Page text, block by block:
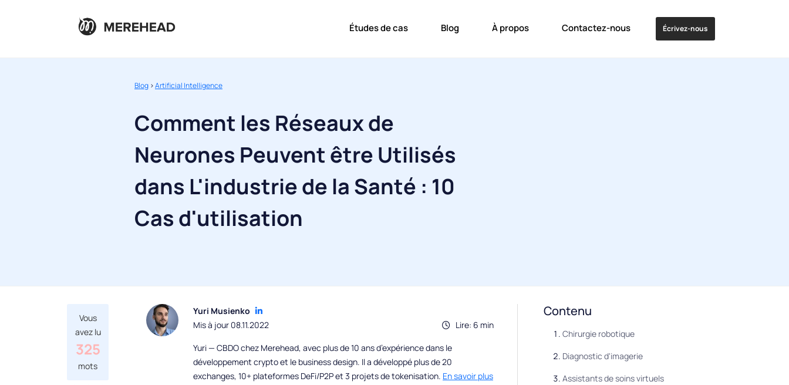
Études de cas Blog À propos Contactez-nous Écrivez-nous
Blog >Artificial Intelligence
Comment les Réseaux de
Neurones Peuvent être Utilisés
dans L'industrie de la Santé : 10
Cas d'utilisation
Vous
avez lu
325
mots
Yuri Musienko
Lire: 6 min
Mis à jour 08.11.2022
Yuri — CBDO chez Merehead, avec plus de 10 ans d’expérience dans le
développement crypto et le business design. Il a développé plus de 20
exchanges, 10+ plateformes DeFi/P2P et 3 projets de tokenisation. En savoir plus
Contenu
Chirurgie robotique
Diagnostic d'imagerie
Assistants de soins virtuels